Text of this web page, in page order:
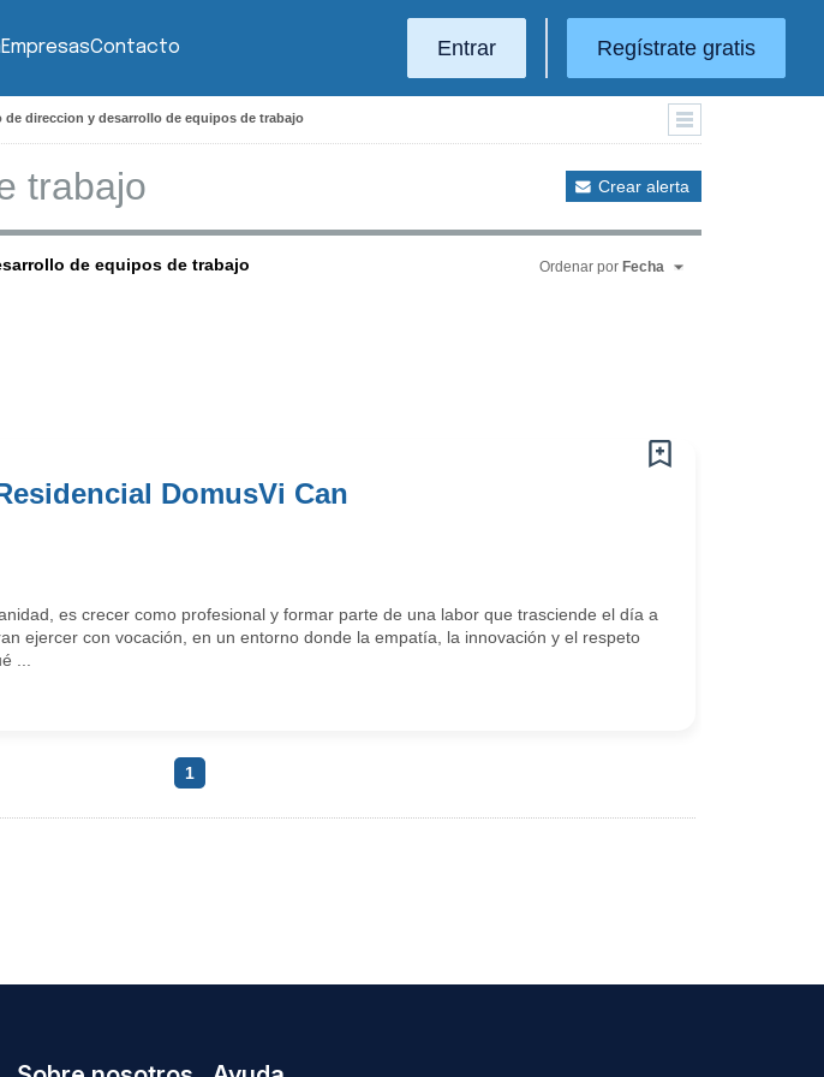
EmpresasContacto Entrar Regístrate gratis
direccion y desarrollo de equipos de trabajo
Crear alerta
de equipos de trabajo Ordenar por Fecha
DomusVi Can
es crecer como profesional y formar parte de una labor que trasciende el día a
ejercer con vocación, en un entorno donde la empatía, la innovación y el respeto
...
1